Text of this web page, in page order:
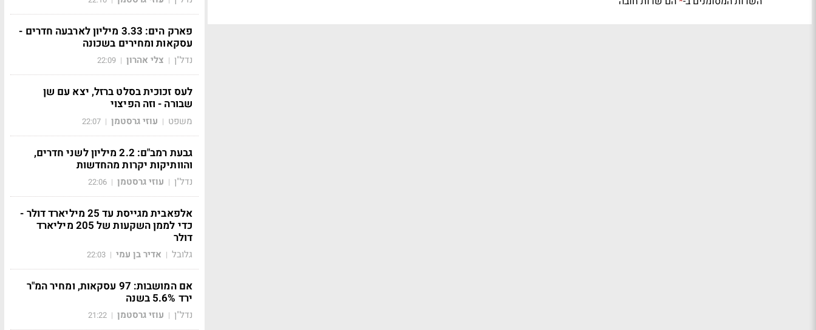
פארק הים: 3.33 מיליון לארבעה חדרים -
עסקאות ומחירים בשכונה
נדל"ן | צלי אהרון |
22:09
לעס זכוכית בסלט ברזל, יצא עם שן
שבורה - וזה הפיצוי
משפט | עוזי גרסטמן |
22:07
גבעת רמב"ם: 2.2 מיליון לשני חדרים,
והוותיקות יקרות מהחדשות
נדל"ן | עוזי גרסטמן |
22:06
אלפאבית מגייסת עד 25 מיליארד דולר -
כדי לממן השקעות של 205 מיליארד
דולר
גלובל | אדיר בן עמי |
22:03
אם המושבות: 97 עסקאות, ומחיר המ"ר
ירד 5.6% בשנה
נדל"ן | עוזי גרסטמן |
21:22